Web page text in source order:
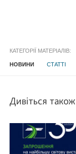
КАТЕГОРІЇ МАТЕРІАЛІВ:
НОВИНИ СТАТТІ
Дивіться також